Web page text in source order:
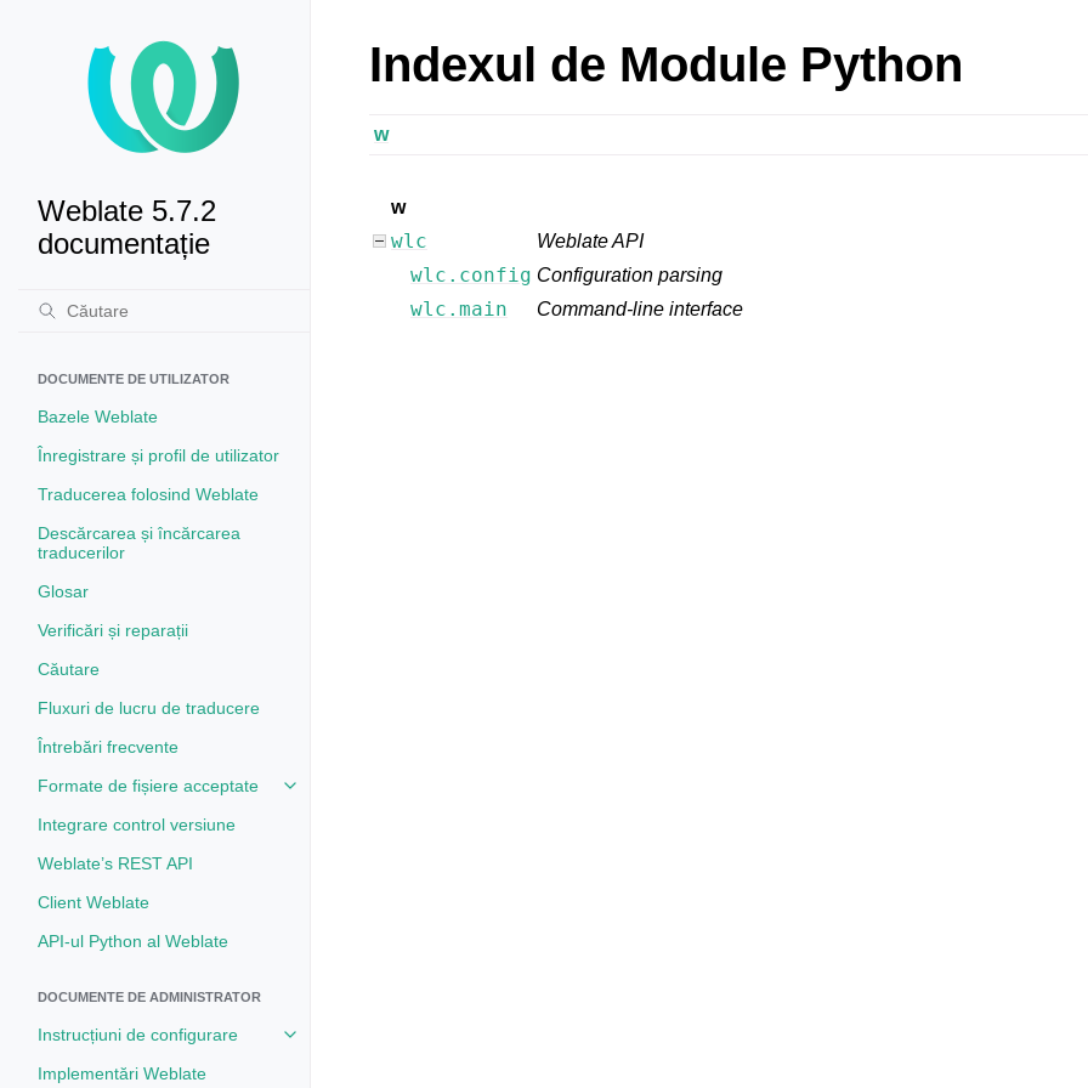
Weblate 5.7.2
documentație
DOCUMENTE DE UTILIZATOR
Bazele Weblate
Înregistrare și profil de utilizator
Traducerea folosind Weblate
Descărcarea și încărcarea
traducerilor
Glosar
Verificări și reparații
Căutare
Fluxuri de lucru de traducere
Întrebări frecvente
Formate de fișiere acceptate
Toggle navigation of Formate de fișiere acceptate
Integrare control versiune
Weblate’s REST API
Client Weblate
API-ul Python al Weblate
DOCUMENTE DE ADMINISTRATOR
Instrucțiuni de configurare
Toggle navigation of Instrucțiuni de configurare
Implementări Weblate
Indexul de Module Python
w
w
wlc Weblate API
wlc.config Configuration parsing
wlc.main Command-line interface